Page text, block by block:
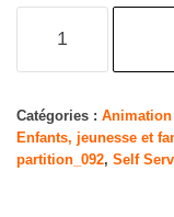
Kleiner
Lieferservice/S
[Import]
Catégories :
Enfants, jeunesse et
partition_092, Self